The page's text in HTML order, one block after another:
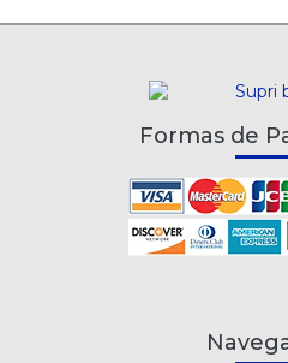
Formas de